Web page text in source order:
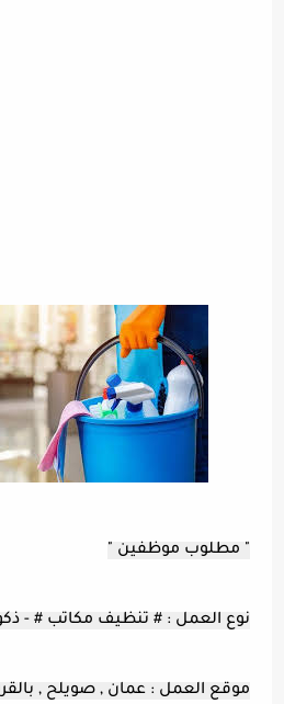
" مطلوب موظفين "
نوع العمل : # تنظيف مكاتب # -
موقع العمل : عمان , صويلح ,